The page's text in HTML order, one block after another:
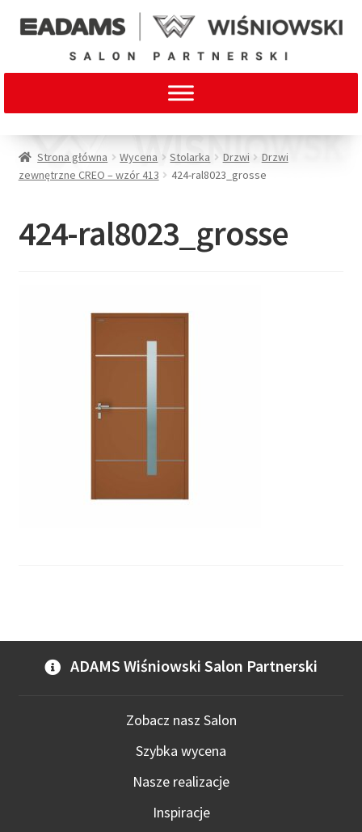
Strona główna Wycena Stolarka Drzwi
Drzwi
zewnętrzne CREO – wzór 413
424-ral8023_grosse
424-ral8023_grosse
ADAMS Wiśniowski Salon Partnerski
Zobacz nasz Salon
Szybka wycena
Nasze realizacje
Inspiracje